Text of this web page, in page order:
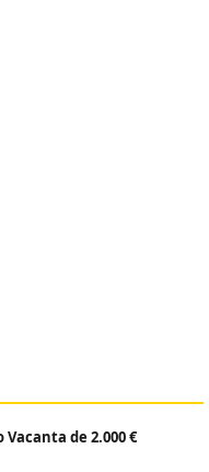
Vacanta de 2.000 €